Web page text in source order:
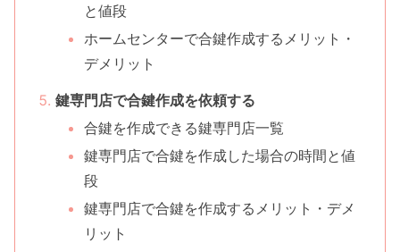
と値段
ホームセンターで合鍵作成するメリット・
デメリット
鍵専門店で合鍵作成を依頼する
合鍵を作成できる鍵専門店一覧
鍵専門店で合鍵を作成した場合の時間と値
段
鍵専門店で合鍵を作成するメリット・デメ
リット